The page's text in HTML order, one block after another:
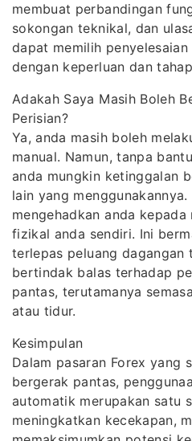
membuat perbandingan
sokongan teknikal, dan
dapat memilih
dengan keperluan dan
Adakah Saya Masih Boleh
Perisian?
Ya, anda masih boleh
manual. Namun, tanpa
anda mungkin ketinggalan
lain yang
mengehadkan anda
fizikal anda sendiri. Ini
terlepas peluang dagangan
bertindak balas terhadap
pantas, terutamanya
atau tidur.
Kesimpulan
Dalam pasaran Forex yang
bergerak pantas,
automatik merupakan satu
meningkatkan kecekapan,